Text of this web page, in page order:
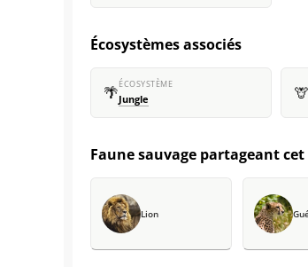
Écosystèmes associés
🌴ÉCOSYSTÈME
Jungle 🦒
Faune sauvage partageant
Lion